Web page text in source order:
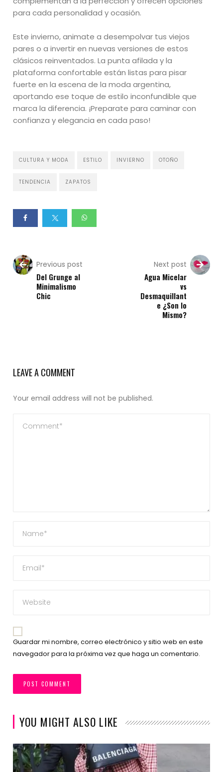
para cada personalidad y ocasión.
Este invierno, animate a desempolvar tus viejos
pares o a invertir en nuevas versiones de estos
clásicos reinventados. La punta afilada y la
plataforma confortable están listas para pisar
fuerte en la escena de la moda argentina,
aportando ese toque de estilo inconfundible que
marca la diferencia. ¡Preparate para caminar con
confianza y elegancia en cada paso!
CULTURA Y MODA ESTILO INVIERNO OTOÑO
TENDENCIA ZAPATOS
Previous post
Del Grunge al
Minimalismo
Chic
Next post
Agua Micelar
vs
Desmaquillant
e ¿Son lo
Mismo?
LEAVE A COMMENT
Your email address will not be published.
Guardar mi nombre, correo electrónico y sitio web en este
navegador para la próxima vez que haga un comentario.
YOU MIGHT ALSO LIKE